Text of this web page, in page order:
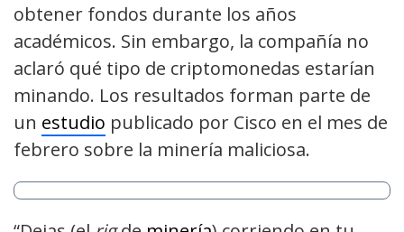
obtener fondos durante los años
académicos. Sin embargo, la compañía no
aclaró qué tipo de criptomonedas estarían
minando. Los resultados forman parte de
un estudio publicado por Cisco en el mes de
febrero sobre la minería maliciosa.